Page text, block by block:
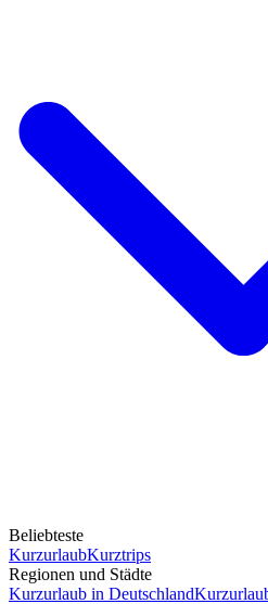
Beliebteste
KurzurlaubKurztrips
Regionen und Städte
Kurzurlaub in Deutschland